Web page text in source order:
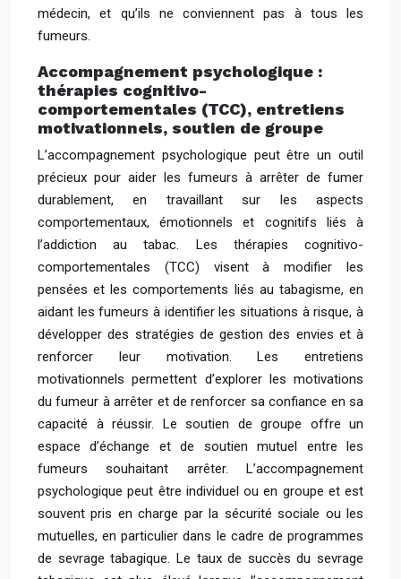
médecin, et qu’ils ne conviennent pas à tous les
fumeurs.
Accompagnement psychologique :
thérapies cognitivo-
comportementales (TCC), entretiens
motivationnels, soutien de groupe
L’accompagnement psychologique peut être un outil
précieux pour aider les fumeurs à arrêter de fumer
durablement, en travaillant sur les aspects
comportementaux, émotionnels et cognitifs liés à
l’addiction au tabac. Les thérapies cognitivo-
comportementales (TCC) visent à modifier les
pensées et les comportements liés au tabagisme, en
aidant les fumeurs à identifier les situations à risque, à
développer des stratégies de gestion des envies et à
renforcer leur motivation. Les entretiens
motivationnels permettent d’explorer les motivations
du fumeur à arrêter et de renforcer sa confiance en sa
capacité à réussir. Le soutien de groupe offre un
espace d’échange et de soutien mutuel entre les
fumeurs souhaitant arrêter. L’accompagnement
psychologique peut être individuel ou en groupe et est
souvent pris en charge par la sécurité sociale ou les
mutuelles, en particulier dans le cadre de programmes
de sevrage tabagique. Le taux de succès du sevrage